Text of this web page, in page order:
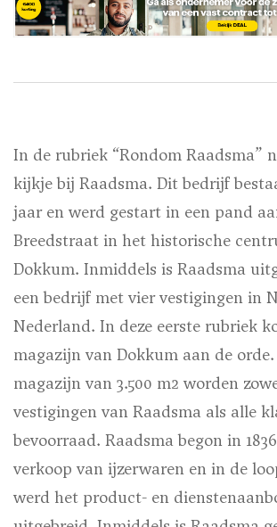
In de rubriek “Rondom Raadsma”
kijkje bij Raadsma. Dit bedrijf
jaar en werd gestart in een pand
Breedstraat in het historische
Dokkum. Inmiddels is Raadsma
een bedrijf met vier vestigingen in
Nederland. In deze eerste rubriek
magazijn van Dokkum aan de
magazijn van 3.500 m2 worden
vestigingen van Raadsma als alle
bevoorraad. Raadsma begon in
verkoop van ijzerwaren en in de
werd het product- en